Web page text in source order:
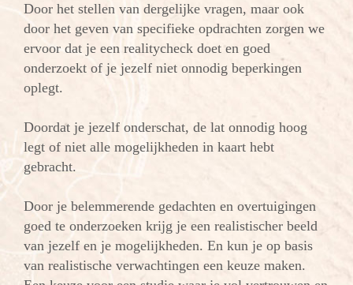
Door het stellen van dergelijke vragen, maar ook
door het geven van specifieke opdrachten zorgen we
ervoor dat je een realitycheck doet en goed
onderzoekt of je jezelf niet onnodig beperkingen
oplegt.
Doordat je jezelf onderschat, de lat onnodig hoog
legt of niet alle mogelijkheden in kaart hebt
gebracht.
Door je belemmerende gedachten en overtuigingen
goed te onderzoeken krijg je een realistischer beeld
van jezelf en je mogelijkheden. En kun je op basis
van realistische verwachtingen een keuze maken.